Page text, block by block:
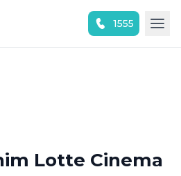
1555
Lotte Cinema